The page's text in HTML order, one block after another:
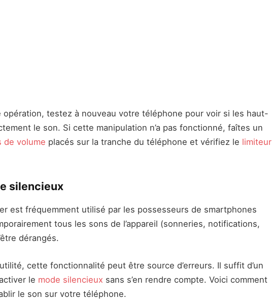
opération, testez à nouveau votre téléphone pour voir si les haut-
le son. Si cette manipulation n’a pas fonctionné, faîtes un
de volume placés sur la tranche du téléphone et vérifiez le limiteur
silencieux
est fréquemment utilisé par les possesseurs de smartphones
tous les sons de l’appareil (sonneries, notifications,
dérangés.
cette fonctionnalité peut être source d’erreurs. Il suffit d’un
le mode silencieux sans s’en rendre compte. Voici comment
le son sur votre téléphone.